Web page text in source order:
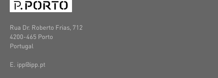
Rua Dr. Roberto Frias, 712
4200-465 Porto
Portugal
E. ipp@ipp.pt